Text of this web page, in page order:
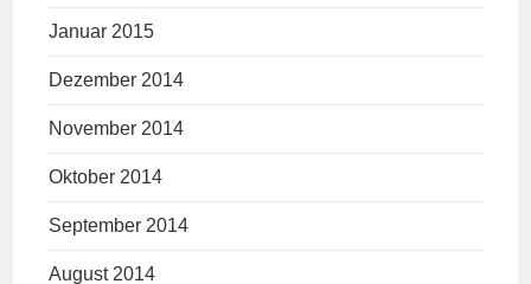
Januar 2015
Dezember 2014
November 2014
Oktober 2014
September 2014
August 2014